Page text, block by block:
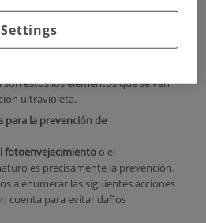
el colágeno, la elastina y otras
de lo que conocemos como
estos los elementos que se ven
ultravioleta.
para la prevención de
fotoenvejecimiento o el
es precisamente la prevención.
a enumerar las siguientes acciones
cuenta para evitar daños
Settings